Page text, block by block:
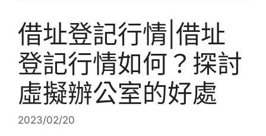
借址登記行情|借址
登記行情如何？探討
虛擬辦公室的好處
2023/02/20